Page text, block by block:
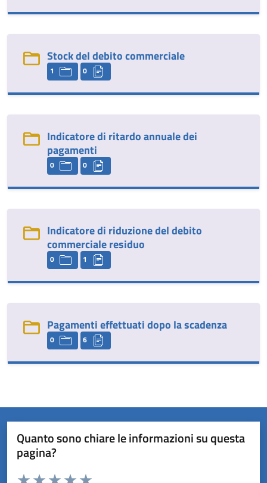
Stock del debito commerciale
1 0
Indicatore di ritardo annuale dei
pagamenti
0 0
Indicatore di riduzione del debito
commerciale residuo
0 1
Pagamenti effettuati dopo la scadenza
0 6
Quanto sono chiare le informazioni su questa
pagina?
Valuta da 1 a 5 stelle la pagina